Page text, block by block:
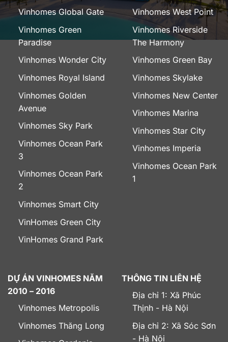
Vinhomes Global Gate
Vinhomes Green
Paradise
Vinhomes Wonder City
Vinhomes Royal Island
Vinhomes Golden
Avenue
Vinhomes Sky Park
Vinhomes Ocean Park
3
Vinhomes Ocean Park
2
Vinhomes Smart City
VinHomes Green City
VinHomes Grand Park
Vinhomes West Point
Vinhomes Riverside
The Harmony
Vinhomes Green Bay
Vinhomes Skylake
Vinhomes New Center
Vinhomes Marina
Vinhomes Star City
Vinhomes Imperia
Vinhomes Ocean Park
1
DỰ ÁN VINHOMES NĂM
2010 – 2016
Vinhomes Metropolis
Vinhomes Thăng Long
THÔNG TIN LIÊN HỆ
Địa chỉ 1: Xã Phúc
Thịnh - Hà Nội
Địa chỉ 2: Xã Sóc Sơn
- Hà Nội